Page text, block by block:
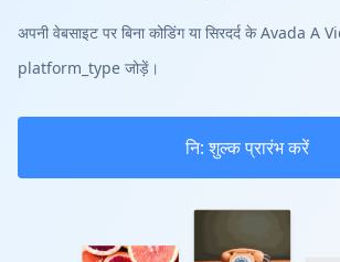
अपनी वेबसाइट पर बिना कोडिंग या सिरदर्द के Avada
platform_type जोड़ें।
नि: शुल्क प्रारंभ करें